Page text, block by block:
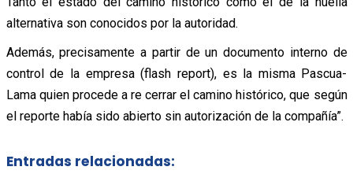
alternativa son conocidos por la autoridad.
Además, precisamente a partir de un documento interno de
control de la empresa (flash report), es la misma Pascua-
Lama quien procede a re cerrar el camino histórico, que según
el reporte había sido abierto sin autorización de la compañía”.
Entradas relacionadas: